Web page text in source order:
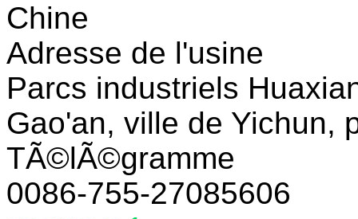
Chine
Adresse de l'usine
Parcs industriels
Gao'an, ville de Yichun,
TÃ©lÃ©gramme
0086-755-27085606